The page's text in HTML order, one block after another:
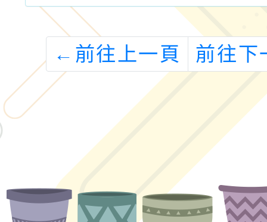
← 前往上一頁 前往下